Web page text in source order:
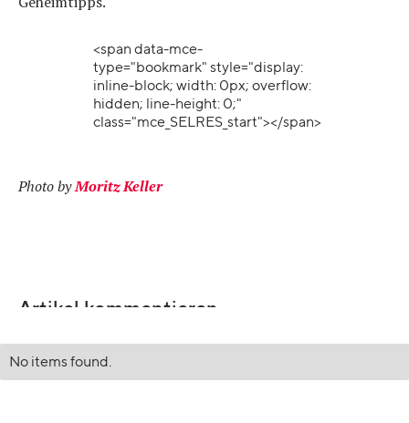
<span data-mce-
type="bookmark" style="display:
inline-block; width: 0px; overflow:
hidden; line-height: 0;"
class="mce_SELRES_start"> </span>
Photo byMoritz Keller
Artikel kommentieren
No items found.